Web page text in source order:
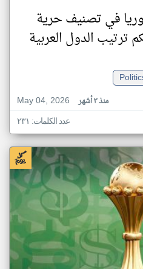
في تصنيف حرية
ترتيب الدول العربية
May 04, 2026
منذ ٣ أشهر
عدد الكلمات: ٢٣١